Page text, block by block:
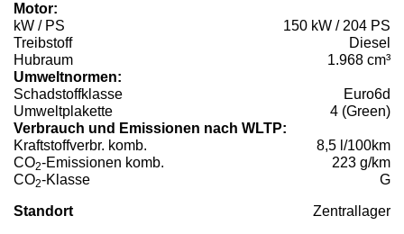
Motor:
kW / PS
150 kW / 204 PS
Treibstoff
Diesel
Hubraum
1.968 cm³
Umweltnormen:
Schadstoffklasse
Euro6d
Umweltplakette
4 (Green)
Verbrauch und Emissionen nach WLTP:
Kraftstoffverbr. komb.
8,5 l/100km
CO2-Emissionen komb.
223 g/km
CO2-Klasse G
Standort Zentrallager